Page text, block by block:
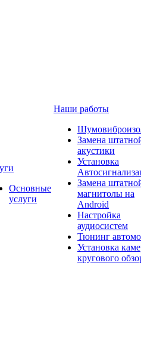
Основные
услуги
Наши работы
Замена
акустики
Установка
Замена
магнитолы на
Android
Настройка
аудиосистем
Тюнинг
Установка
кругового